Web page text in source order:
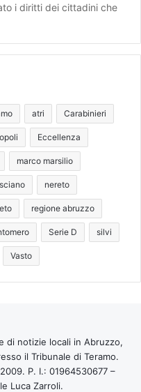
i diritti dei cittadini che
atri Carabinieri
Eccellenza
marco marsilio
nereto
regione abruzzo
Serie D silvi
Vasto
di notizie locali in Abruzzo,
il Tribunale di Teramo.
P. I.: 01964530677 –
Luca Zarroli.